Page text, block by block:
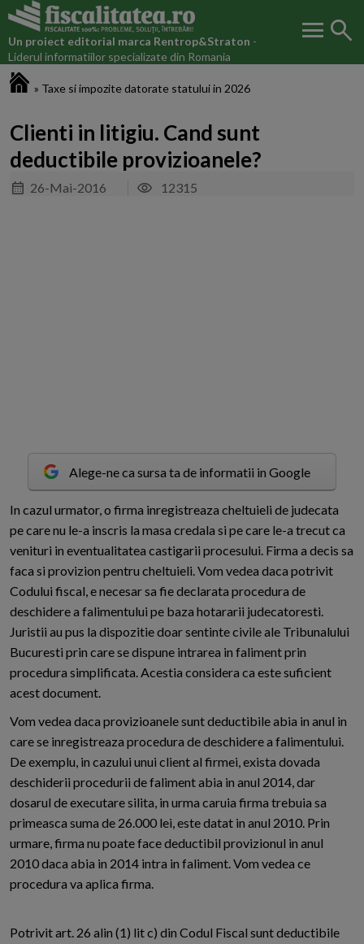
Un proiect editorial marca Rentrop&Straton -
Liderul informatiilor specializate din Romania
menu search
» Taxe si impozite datorate statului in 2026
Clienti in litigiu. Cand sunt
deductibile provizioanele?
26-Mai-2016 12315
Alege-ne ca sursa ta de informatii in Google
In cazul urmator, o firma inregistreaza cheltuieli de judecata
pe care nu le-a inscris la masa credala si pe care le-a trecut ca
venituri in eventualitatea castigarii procesului. Firma a decis sa
faca si provizion pentru cheltuieli. Vom vedea daca potrivit
Codului fiscal, e necesar sa fie declarata procedura de
deschidere a falimentului pe baza hotararii judecatoresti.
Juristii au pus la dispozitie doar sentinte civile ale Tribunalului
Bucuresti prin care se dispune intrarea in faliment prin
procedura simplificata. Acestia considera ca este suficient
acest document.
Vom vedea daca provizioanele sunt deductibile abia in anul in
care se inregistreaza procedura de deschidere a falimentului.
De exemplu, in cazului unui client al firmei, exista dovada
deschiderii procedurii de faliment abia in anul 2014, dar
dosarul de executare silita, in urma caruia firma trebuia sa
primeasca suma de 26.000 lei, este datat in anul 2010. Prin
urmare, firma nu poate face deductibil provizionul in anul
2010 daca abia in 2014 intra in faliment. Vom vedea ce
procedura va aplica firma.
Potrivit art. 26 alin (1) lit c) din Codul Fiscal sunt deductibile